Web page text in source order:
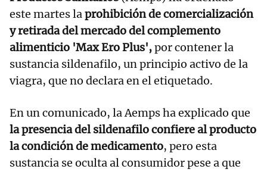
este martes laprohibición de comercialización
y retirada del mercado del complemento
alimenticio 'Max Ero Plus',por contener la
sustancia sildenafilo, un principio activo de la
viagra, que no declara en el etiquetado.
En un comunicado, la Aemps ha explicado que
la presencia del sildenafilo confiere al producto
la condición de medicamento, pero esta
sustancia se oculta al consumidor pese a que